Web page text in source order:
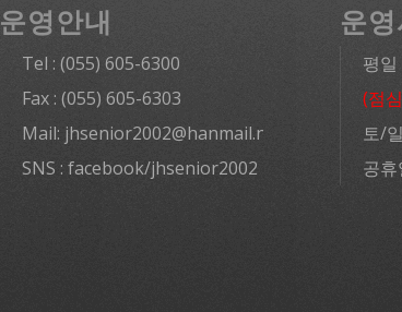
운영안내
Tel : (055) 605-6300
Fax : (055) 605-6303
Mail: jhsenior2002@hanmail.net
SNS : facebook/jhsenior2002
운
평일
(점
토/
공휴